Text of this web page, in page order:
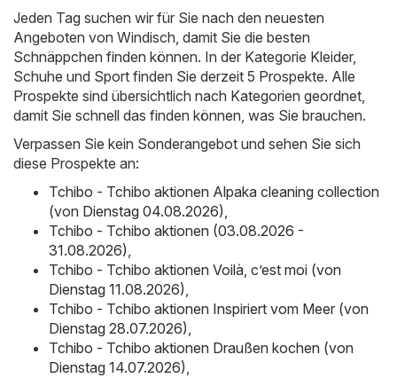
Jeden Tag suchen wir für Sie nach den neuesten
Angeboten von Windisch, damit Sie die besten
Schnäppchen finden können. In der Kategorie Kleider,
Schuhe und Sport finden Sie derzeit 5 Prospekte. Alle
Prospekte sind übersichtlich nach Kategorien geordnet,
damit Sie schnell das finden können, was Sie brauchen.
Verpassen Sie kein Sonderangebot und sehen Sie sich
diese Prospekte an:
Tchibo - Tchibo aktionen Alpaka cleaning collection
(von Dienstag 04.08.2026),
Tchibo - Tchibo aktionen (03.08.2026 -
31.08.2026),
Tchibo - Tchibo aktionen Voilà, c’est moi (von
Dienstag 11.08.2026),
Tchibo - Tchibo aktionen Inspiriert vom Meer (von
Dienstag 28.07.2026),
Tchibo - Tchibo aktionen Draußen kochen (von
Dienstag 14.07.2026),